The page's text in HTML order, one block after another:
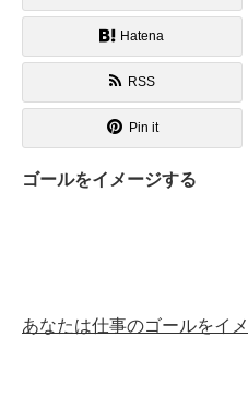
Hatena
RSS
Pin it
ゴールをイメージする
あなたは仕事のゴールをイ